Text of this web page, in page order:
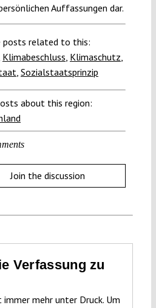
Auffassungen dar.
posts related to this:
Klimabeschluss, Klimaschutz,
, Sozialstaatsprinzip
about this region:
Join the discussion
Verfassung zu
immer mehr unter Druck. Um